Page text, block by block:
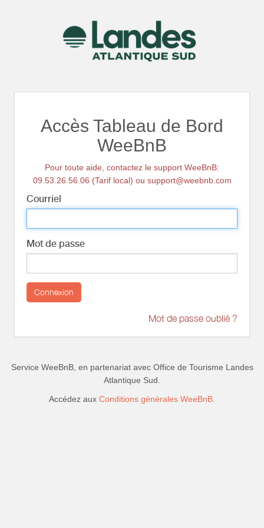
Accès Tableau de Bord
WeeBnB
Pour toute aide, contactez le support WeeBnB:
09.53.26.56.06 (Tarif local) ou support@weebnb.com
Courriel
Mot de passe
Connexion
Mot de passe oublié ?
Service WeeBnB, en partenariat avec Office de Tourisme Landes
Atlantique Sud
Accédez aux Conditions générales WeeBnB.